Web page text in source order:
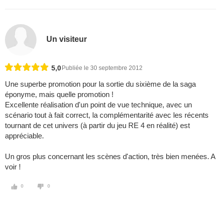
Un visiteur
5,0 Publiée le 30 septembre 2012
Une superbe promotion pour la sortie du sixième de la saga
éponyme, mais quelle promotion !
Excellente réalisation d'un point de vue technique, avec un
scénario tout à fait correct, la complémentarité avec les récents
tournant de cet univers (à partir du jeu RE 4 en réalité) est
appréciable.
Un gros plus concernant les scènes d'action, très bien menées. A
voir !
0 0